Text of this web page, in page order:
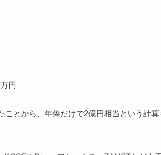
円
とから、年俸だけで2億円相当という計算